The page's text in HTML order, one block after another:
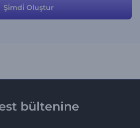
oluşturabilirsiniz.
Şi̇mdi̇ Oluştur
bültenine